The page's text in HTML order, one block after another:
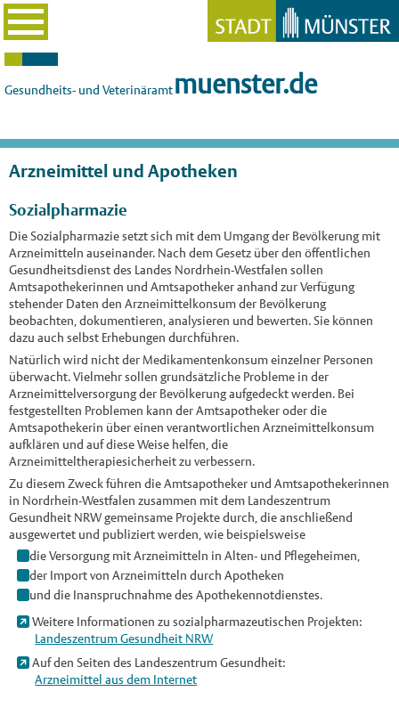
Gesundheits- und Veterinäramtmuenster.de
Arzneimittel und Apotheken
Sozialpharmazie
Die Sozialpharmazie setzt sich mit dem Umgang der Bevölkerung mit
Arzneimitteln auseinander. Nach dem Gesetz über den öffentlichen
Gesundheitsdienst des Landes Nordrhein-Westfalen sollen
Amtsapothekerinnen und Amtsapotheker anhand zur Verfügung
stehender Daten den Arzneimittelkonsum der Bevölkerung
beobachten, dokumentieren, analysieren und bewerten. Sie können
dazu auch selbst Erhebungen durchführen.
Natürlich wird nicht der Medikamentenkonsum einzelner Personen
überwacht. Vielmehr sollen grundsätzliche Probleme in der
Arzneimittelversorgung der Bevölkerung aufgedeckt werden. Bei
festgestellten Problemen kann der Amtsapotheker oder die
Amtsapothekerin über einen verantwortlichen Arzneimittelkonsum
aufklären und auf diese Weise helfen, die
Arzneimitteltherapiesicherheit zu verbessern.
Zu diesem Zweck führen die Amtsapotheker und Amtsapothekerinnen
in Nordrhein-Westfalen zusammen mit dem Landeszentrum
Gesundheit NRW gemeinsame Projekte durch, die anschließend
ausgewertet und publiziert werden, wie beispielsweise
die Versorgung mit Arzneimitteln in Alten- und Pflegeheimen,
der Import von Arzneimitteln durch Apotheken
und die Inanspruchnahme des Apothekennotdienstes.
Weitere Informationen zu sozialpharmazeutischen Projekten:
Landeszentrum Gesundheit NRW
Auf den Seiten des Landeszentrum Gesundheit:
Arzneimittel aus dem Internet